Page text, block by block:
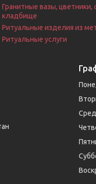
Гранитные вазы, цветники,
кладбище
Ритуальные изделия из
Ритуальные услуги